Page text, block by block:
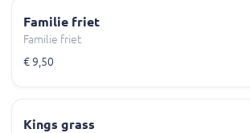
Familie friet
Familie friet
€ 9,50
Kings grass